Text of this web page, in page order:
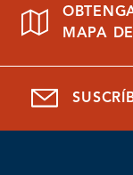
MAPA